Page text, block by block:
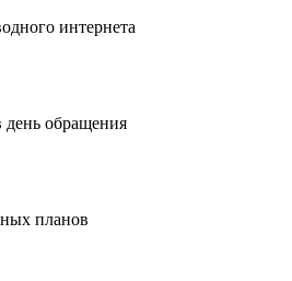
интернета
обращения
планов